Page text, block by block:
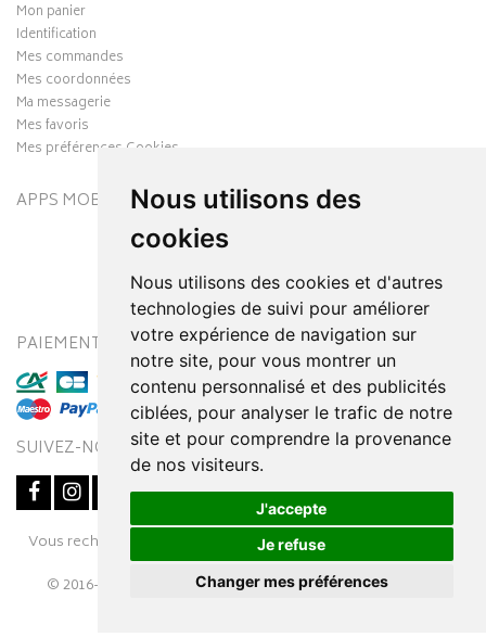
Nous utilisons des
cookies
Nous utilisons des cookies et d'autres
technologies de suivi pour améliorer
votre expérience de navigation sur
notre site, pour vous montrer un
contenu personnalisé et des publicités
ciblées, pour analyser le trafic de notre
site et pour comprendre la provenance
de nos visiteurs.
J'accepte
Je refuse
Changer mes préférences
Mon panier
Identification
Mes commandes
Mes coordonnées
Ma messagerie
Mes favoris
Mes préférences Cookies
APPS MOBILES
PAIEMENT SÉCURISÉ MODES DE LIVRAISON
SUIVEZ-NOUS SUR
Vous recherchez un médicament ? Découvrez la pharmacie en
ligne Pharmaleo.fr
© 2016-2026
– Tous droits réservés–Apotekisto,